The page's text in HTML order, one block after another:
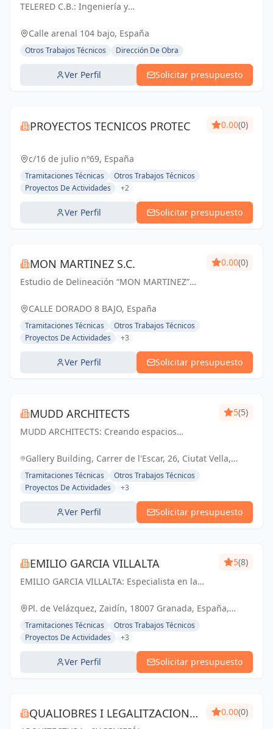
TELERED C.B.: Ingeniería y
conectado. Soluciones integrales, calidad y
experiencia en Vigo y Pontevedra.
Calle arenal 104 bajo, España
Otros Trabajos Técnicos Dirección De Obra
Ver Perfil Solicitar presupuesto
PROYECTOS TECNICOS PROTEC 0.00(0)
c/16 de julio nº69, España
Tramitaciones Técnicas
Otros Trabajos Técnicos
Proyectos De Actividades
+2
Ver Perfil Solicitar presupuesto
MON MARTINEZ S.C.
Estudio de Delineación “MON MARTINEZ”
de 25 años de experiencia. Entendemos
nuestro trabajo, como parte importante de
un trabajo...
0.00(0)
CALLE DORADO 8 BAJO, España
Tramitaciones Técnicas
Otros Trabajos Técnicos
Proyectos De Actividades
+3
Ver Perfil Solicitar presupuesto
MUDD ARCHITECTS
MUDD ARCHITECTS: Creando espacios
Tu visión, nuestra realidad.
5(5)
Gallery Building, Carrer de l'Escar, 26, Ciutat Vella,
08039 Barcelona, España, España
Tramitaciones Técnicas
Otros Trabajos Técnicos
Proyectos De Actividades
+3
Ver Perfil Solicitar presupuesto
EMILIO GARCIA VILLALTA
EMILIO GARCIA VILLALTA: Especialista en la
5(8)
Pl. de Velázquez, Zaidín, 18007 Granada, España,
España
Tramitaciones Técnicas
Otros Trabajos Técnicos
Proyectos De Actividades
+3
Ver Perfil Solicitar presupuesto
QUALIOBRES I LEGALITZACIONS
0.00(0)